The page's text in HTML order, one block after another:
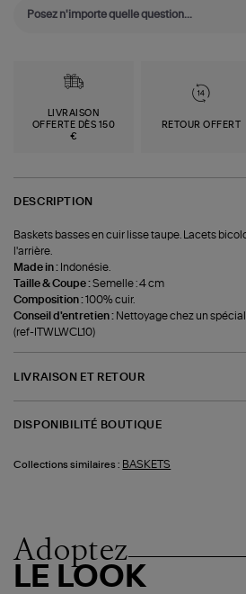
LIVRAISON
OFFERTE DÈS 150
€
RETOUR OFFERT
DESCRIPTION
Baskets basses en cuir lisse taupe. Lacets
l'arrière.
Made in : Indonésie.
Taille & Coupe :Semelle : 4 cm
Composition :100% cuir.
Conseil d'entretien : Nettoyage chez un
(ref-ITWLWCL10)
LIVRAISON ET RETOUR
DISPONIBILITÉ BOUTIQUE
Collections similaires : BASKETS
Adoptez
LE LOOK